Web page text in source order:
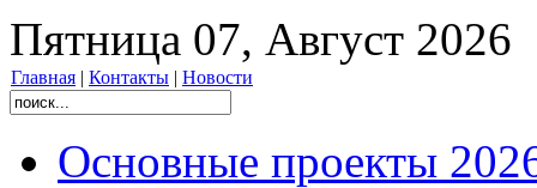
Пятница 07, Август 2026
Главная | Контакты | Новости
Основные проекты